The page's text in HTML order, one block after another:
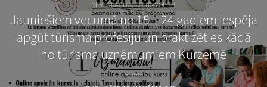
REMIGRĀCIJA,TOUR4YOUTH
Jauniešiem vecumā no 15 – 24 gadiem iespēja
apgūt tūrisma profesiju un praktizēties kādā
no tūrisma uzņēmumiem Kurzemē